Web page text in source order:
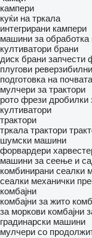
кампери
куќи на тркала
интегрирани кампери
машини за обработка
култиватори брани
диск брани запчести
плугови
подготовка на
мулчери за трактори
рото фрези дробилки
култиватори
трактори
тркала трактори
шумски машини
форвардери
машини за сеење и
комбинирани сеалки
сеалки механички
комбајни
комбајни за жито
за моркови комбајни
градинарски машини
мулчери со